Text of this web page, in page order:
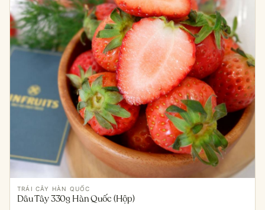
TRÁI CÂY HÀN QUỐC
Dâu Tây 330g Hàn Quốc (Hộp)